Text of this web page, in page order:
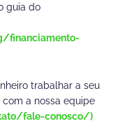
guia do
financiamento-
trabalhar a seu
a nossa equipe
fale-conosco/)